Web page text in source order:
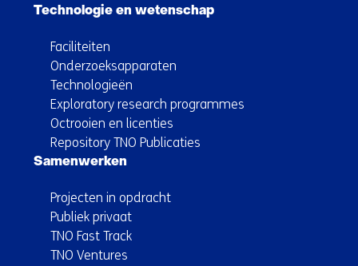
Technologie en wetenschap
Faciliteiten
Onderzoeksapparaten
Technologieën
Exploratory research programmes
Octrooien en licenties
Repository TNO Publicaties
Samenwerken
Projecten in opdracht
Publiek privaat
TNO Fast Track
TNO Ventures